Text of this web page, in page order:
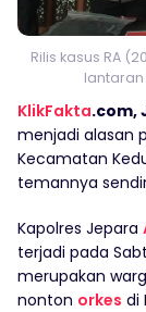
Rilis kasus RA
KlikFakta.com,
menjadi alasan
Kecamatan
temannya
Kapolres Jepara
terjadi pada
merupakan
nonton orkes di